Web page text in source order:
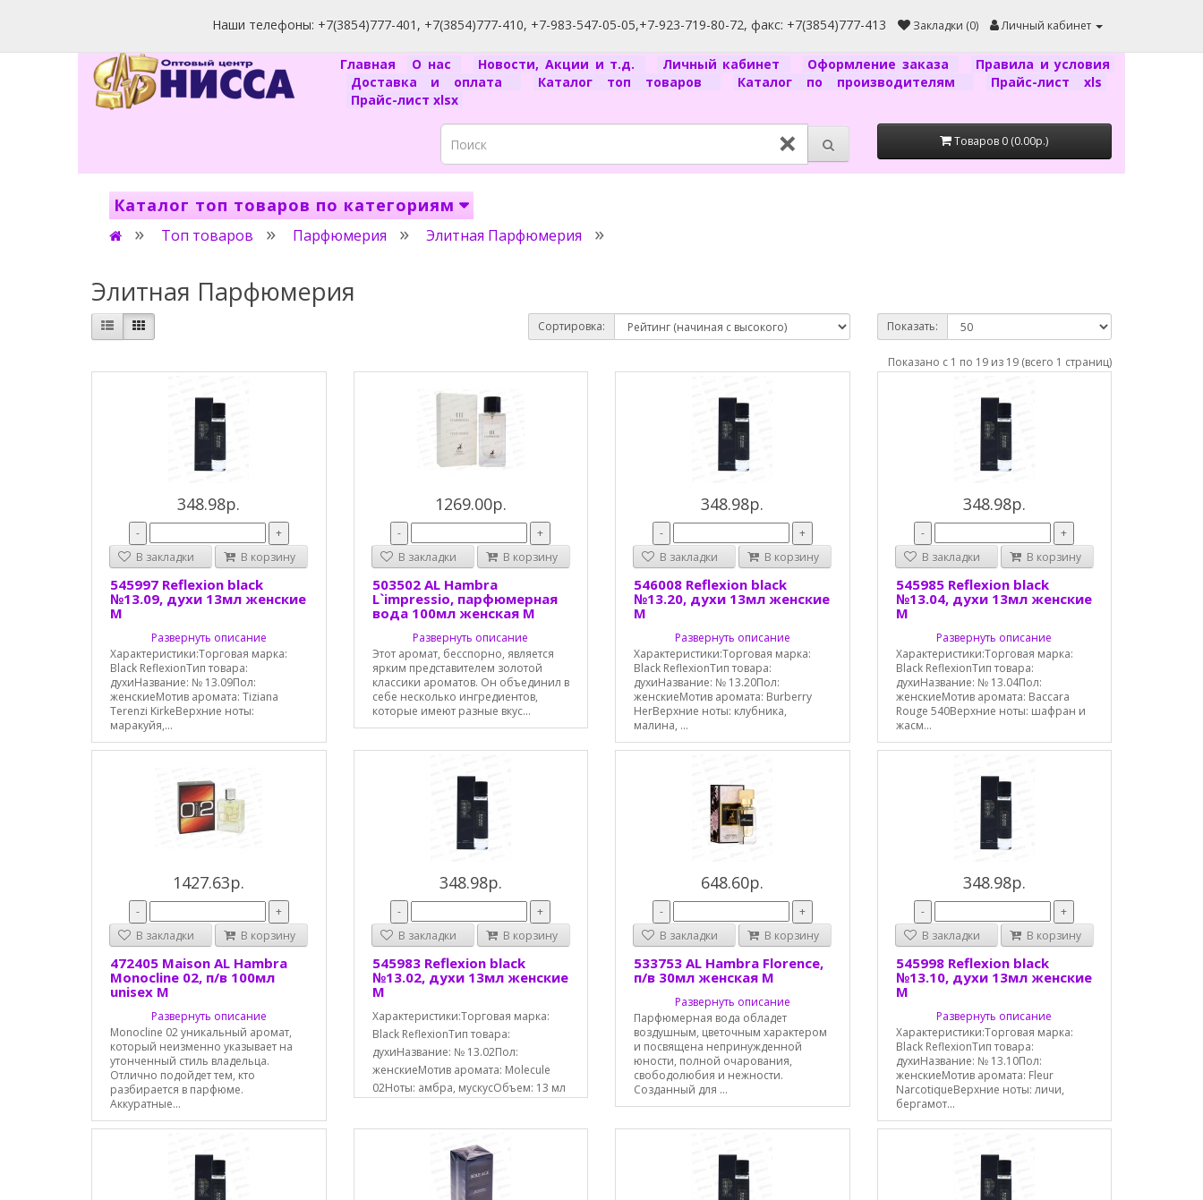
Наши телефоны: +7(3854)777-401, +7(3854)777-410, +7-983-547-05-05,+7-923-719-80-72, факс: +7(3854)777-413 Закладки (0) Личный кабинет
Главная О нас Новости, Акции и т.д. Личный кабинет Оформление заказа
Правила и условия
Доставка и оплата
Каталог топ товаров Каталог по производителям
Прайс-лист xls
Прайс-лист xlsx
× Товаров 0 (0.00р.)
Каталог топ товаров по категориям
Топ товаров Парфюмерия Элитная Парфюмерия
Элитная Парфюмерия
Сортировка: Показать:
Показано с 1 по 19 из 19 (всего 1 страниц)
348.98р.
-
+
В закладки
В корзину
545997 Reflexion black
№13.09, духи 13мл женские
М
Развернуть описание
Характеристики:Торговая марка:
Black ReflexionТип товара:
духиНазвание: № 13.09Пол:
женскиеМотив аромата: Tiziana
Terenzi KirkeВерхние ноты:
маракуйя,...
1269.00р.
-
+
В закладки
В корзину
503502 AL Hambra
L`impressio, парфюмерная
вода 100мл женская М
Развернуть описание
Этот аромат, бесспорно, является
ярким представителем золотой
классики ароматов. Он объединил в
себе несколько ингредиентов,
которые имеют разные вкус...
348.98р.
-
+
В закладки
В корзину
546008 Reflexion black
№13.20, духи 13мл женские
М
Развернуть описание
Характеристики:Торговая марка:
Black ReflexionТип товара:
духиНазвание: № 13.20Пол:
женскиеМотив аромата: Burberry
HerВерхние ноты: клубника,
малина, ...
348.98р.
-
+
В закладки
В корзину
545985 Reflexion black
№13.04, духи 13мл женские
М
Развернуть описание
Характеристики:Торговая марка:
Black ReflexionТип товара:
духиНазвание: № 13.04Пол:
женскиеМотив аромата: Baccara
Rouge 540Верхние ноты: шафран и
жасм...
1427.63р.
-
+
В закладки
В корзину
472405 Maison AL Hambra
Monocline 02, п/в 100мл
unisex М
Развернуть описание
Monocline 02 уникальный аромат,
который неизменно указывает на
утонченный стиль владельца.
Отлично подойдет тем, кто
разбирается в парфюме.
Аккуратные...
348.98р.
-
+
В закладки
В корзину
545983 Reflexion black
№13.02, духи 13мл женские
М
Характеристики:Торговая марка:
Black ReflexionТип товара:
духиНазвание: № 13.02Пол:
женскиеМотив аромата: Molecule
02Ноты: амбра, мускусОбъем: 13 мл
648.60р.
-
+
В закладки
В корзину
533753 AL Hambra Florence,
п/в 30мл женская М
Развернуть описание
Парфюмерная вода обладет
воздушным, цветочным характером
и посвящена непринужденной
юности, полной очарования,
свободолюбия и нежности.
Созданный для ...
348.98р.
-
+
В закладки
В корзину
545998 Reflexion black
№13.10, духи 13мл женские
М
Развернуть описание
Характеристики:Торговая марка:
Black ReflexionТип товара:
духиНазвание: № 13.10Пол:
женскиеМотив аромата: Fleur
NarcotiqueВерхние ноты: личи,
бергамот...